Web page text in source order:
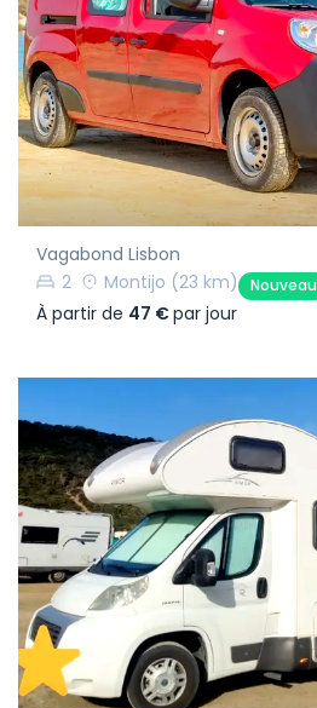
Vagabond Lisbon
2
Montijo (23 km) Nouveau
À partir de 47 €par jour